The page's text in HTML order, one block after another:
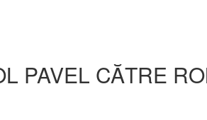
PAVEL CĂTRE